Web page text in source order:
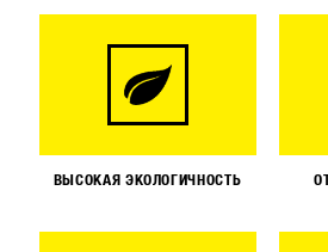
ВЫСОКАЯ ЭКОЛОГИЧНОСТЬ